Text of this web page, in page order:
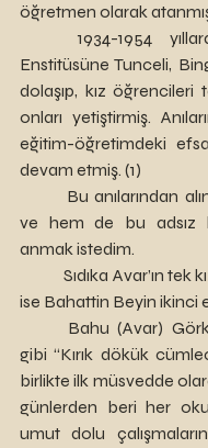
öğretmen olarak
Enstitüsüne Tunceli,
dolaşıp, kız
onları yetiştirmiş.
eğitim-öğretimdeki
devam etmiş. (1)
ve hem de bu adsız
anmak istedim.
	Sıdıka Avar’ın tek kızı Bahu (Avar) Görk’dür. Banu Avar
ise Bahattin Beyin ikinci
gibi “Kırık dökük
birlikte ilk müsvedde
günlerden beri her
umut dolu